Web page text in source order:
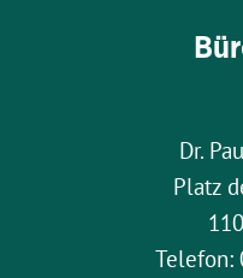
Dr.
Platz
Telefon: